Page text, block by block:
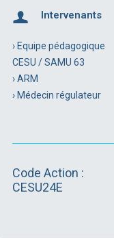
Intervenants
› Equipe pédagogique
CESU / SAMU 63
› ARM
› Médecin régulateur
Code Action :
CESU24E